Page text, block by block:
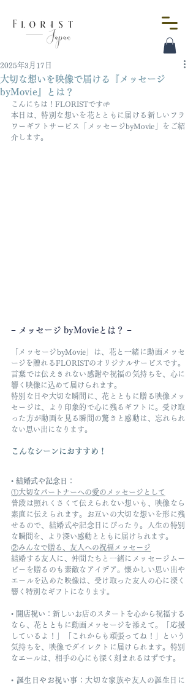
大切な想いを映像で届ける『メッセージ
byMovie』とは？
2025年3月17日
こんにちは！FLORISTです🌱
本日は、特別な想いを花とともに届ける新しいフラ
ワーギフトサービス「メッセージbyMovie」をご紹
介します。
− メッセージ byMovieとは？ −
「メッセージbyMovie」は、花と一緒に動画メッセ
ージを贈れるFLORISTのオリジナルサービスです。
言葉では伝えきれない感謝や祝福の気持ちを、心に
響く映像に込めて届けられます。
特別な日や大切な瞬間に、花とともに贈る映像メッ
セージは、より印象的で心に残るギフトに。受け取
った方が動画を見る瞬間の驚きと感動は、忘れられ
ない思い出になります。
こんなシーンにおすすめ！
• 結婚式や記念日
：
①大切なパートナーへの愛のメッセージとして
普段は照れくさくて伝えられない想いも、映像なら
素直に伝えられます。お互いの大切な想いを形に残
せるので、結婚式や記念日にぴったり。人生の特別
な瞬間を、より深い感動とともに届けられます。
②みんなで贈る、友人への祝福メッセージ
結婚する友人に、仲間たちと一緒にメッセージムー
ビーを贈るのも素敵なアイデア。懐かしい思い出や
エールを込めた映像は、受け取った友人の心に深く
響く特別なギフトになります。
• 開店祝い ：新しいお店のスタートを心から祝福する
なら、花とともに動画メッセージを添えて。「応援
しているよ！」「これからも頑張ってね！」という
気持ちを、映像でダイレクトに届けられます。特別
なエールは、相手の心にも深く刻まれるはずです。
• 誕生日やお祝い事 ：大切な家族や友人の誕生日に